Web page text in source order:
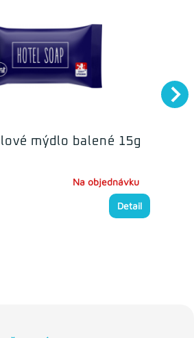
mýdlo balené 15g
Na objednávku
Detail